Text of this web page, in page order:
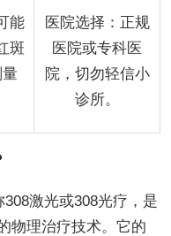
能
斑
医院选择：正规
医院或专科医
院，切勿轻信小
诊所。
激光或308光疗，是
物理治疗技术。它的